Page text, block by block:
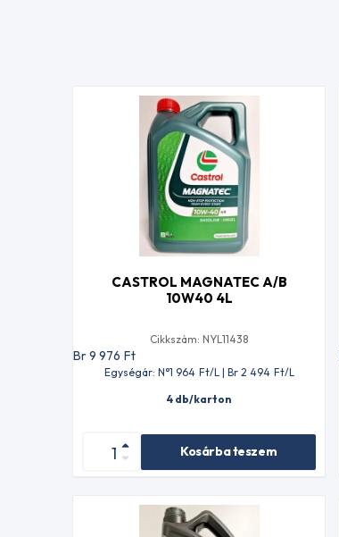
CASTROL MAGNATEC A/B
10W40 4L
Cikkszám: NYL11438
Br 9 976 Ft
Egységár: N°1 964 Ft/L | Br 2 494 Ft/L
4 db/karton
Kosárba teszem